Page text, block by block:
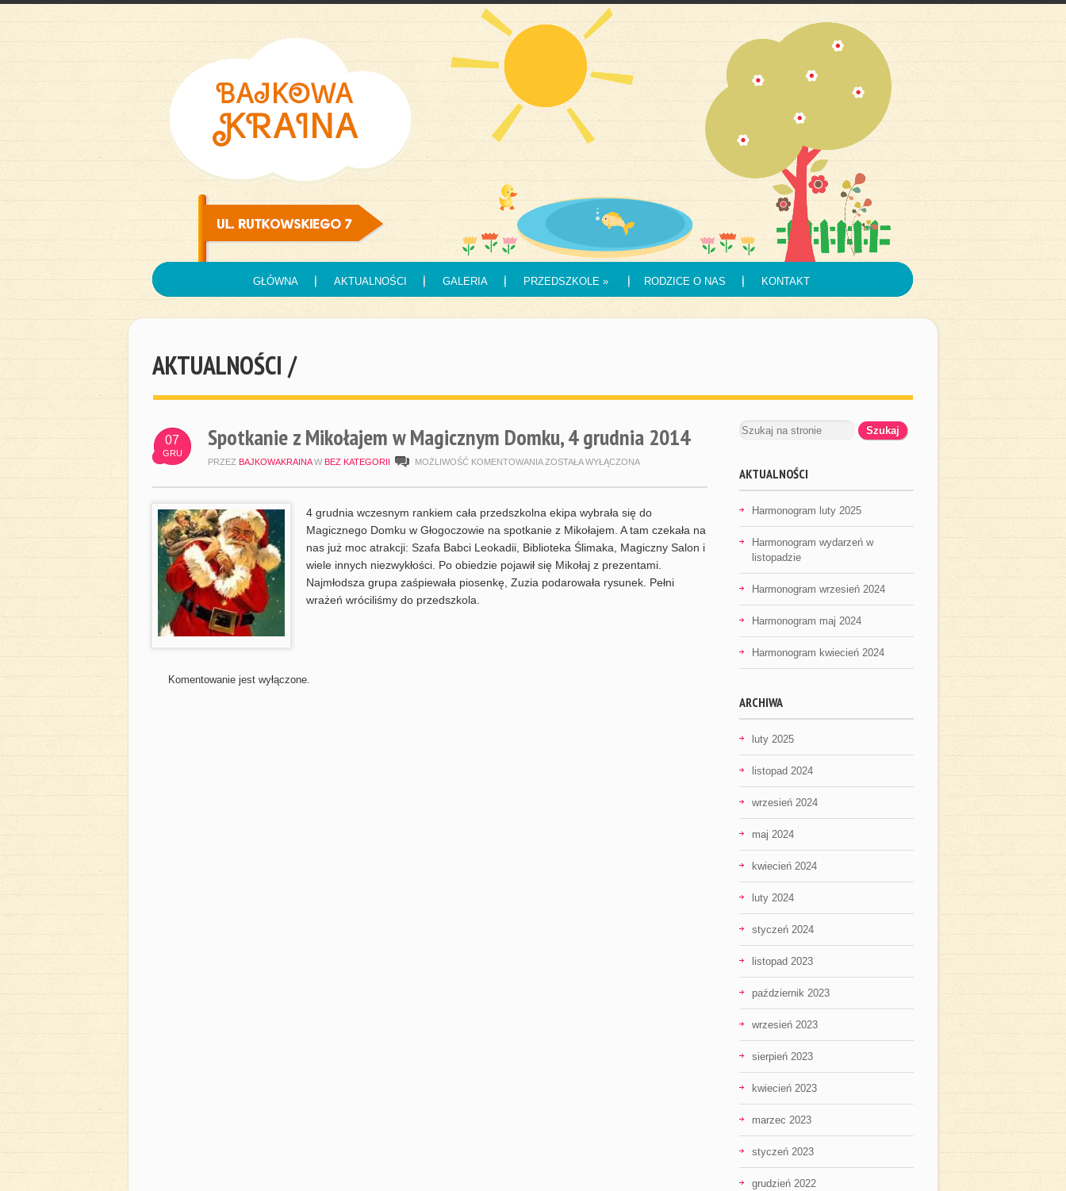
GŁÓWNA AKTUALNOŚCI GALERIA PRZEDSZKOLE» RODZICE O NAS KONTAKT
AKTUALNOŚCI /
07
GRU
Spotkanie z Mikołajem w Magicznym Domku, 4 grudnia 2014
PRZEZ BAJKOWAKRAINA W BEZ KATEGORII MOŻLIWOŚĆ KOMENTOWANIA SPOTKANIE
W
MAGICZNYM
DOMKU,
ZOSTAŁA WYŁĄCZONA
4 grudnia wczesnym rankiem cała przedszkolna ekipa wybrała się do
Magicznego Domku w Głogoczowie na spotkanie z Mikołajem. A tam czekała na
nas już moc atrakcji: Szafa Babci Leokadii, Biblioteka Ślimaka, Magiczny Salon i
wiele innych niezwykłości. Po obiedzie pojawił się Mikołaj z prezentami.
Najmłodsza grupa zaśpiewała piosenkę, Zuzia podarowała rysunek. Pełni
wrażeń wróciliśmy do przedszkola.
Komentowanie jest wyłączone.
AKTUALNOŚCI
Harmonogram luty 2025
Harmonogram wydarzeń w
listopadzie
Harmonogram wrzesień 2024
Harmonogram maj 2024
Harmonogram kwiecień 2024
ARCHIWA
luty 2025
listopad 2024
wrzesień 2024
maj 2024
kwiecień 2024
luty 2024
styczeń 2024
listopad 2023
październik 2023
wrzesień 2023
sierpień 2023
kwiecień 2023
marzec 2023
styczeń 2023
grudzień 2022